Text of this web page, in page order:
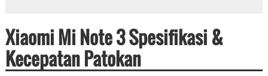
Xiaomi Mi Note 3 Spesifikasi &
Kecepatan Patokan